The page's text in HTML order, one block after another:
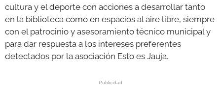
cultura y el deporte con acciones a desarrollar tanto
en la biblioteca como en espacios al aire libre, siempre
con el patrocinio y asesoramiento técnico municipal y
para dar respuesta a los intereses preferentes
detectados por la asociación Esto es Jauja.